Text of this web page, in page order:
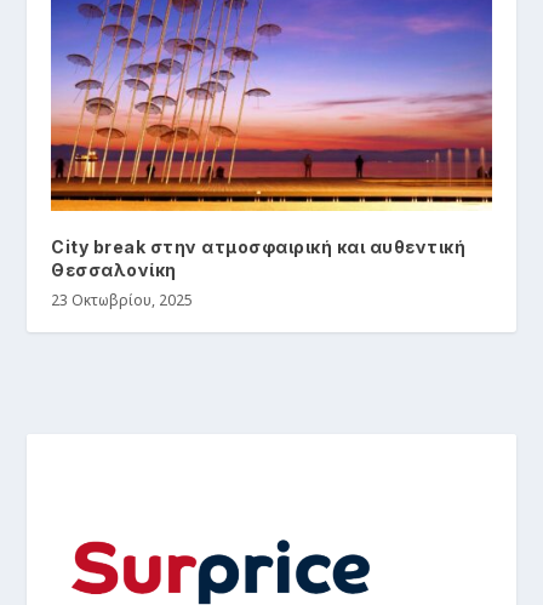
City break στην ατμοσφαιρική και αυθεντική
Θεσσαλονίκη
23 Οκτωβρίου, 2025